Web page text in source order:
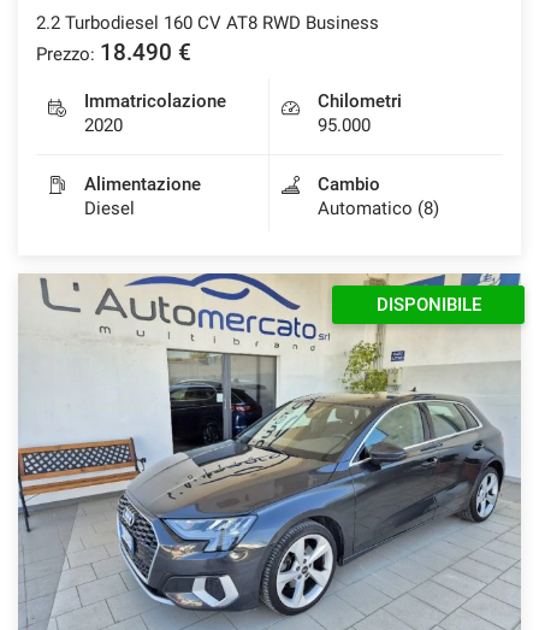
2.2 Turbodiesel 160 CV AT8 RWD Business
Prezzo: 18.490 €
Immatricolazione
2020
Chilometri
95.000
Alimentazione
Diesel
Cambio
Automatico (8)
DISPONIBILE
Cookie necessari
Cookie delle preferenze
Cookie analitici
Cookie di marketing
Leggi
la
cookie
policy
Salva
le
impostazioni